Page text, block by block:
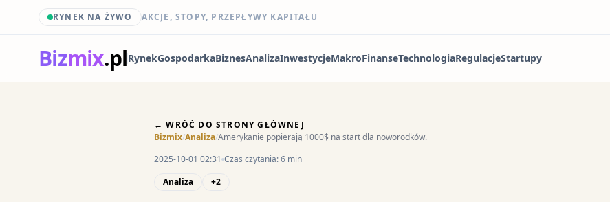
RYNEK NA ŻYWO AKCJE, STOPY, PRZEPŁYWY KAPITAŁU
Bizmix.plRynekGospodarkaBiznesAnalizaInwestycjeMakroFinanseTechnologiaRegulacjeStartupy
← WRÓĆ DO STRONY GŁÓWNEJ
Bizmix/Analiza/Amerykanie popierają 1000$ na start dla noworodków.
2025-10-01 02:31 Czas czytania: 6 min
Analiza
+2